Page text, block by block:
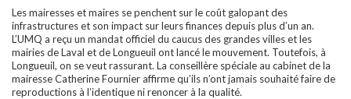
Les mairesses et maires se penchent sur le coût galopant des
infrastructures et son impact sur leurs finances depuis plus d’un an.
L’UMQ a reçu un mandat officiel du caucus des grandes villes et les
mairies de Laval et de Longueuil ont lancé le mouvement. Toutefois, à
Longueuil, on se veut rassurant. La conseillère spéciale au cabinet de la
mairesse Catherine Fournier affirme qu’ils n’ont jamais souhaité faire de
reproductions à l’identique ni renoncer à la qualité.